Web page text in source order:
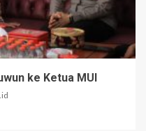
ke Ketua MUI